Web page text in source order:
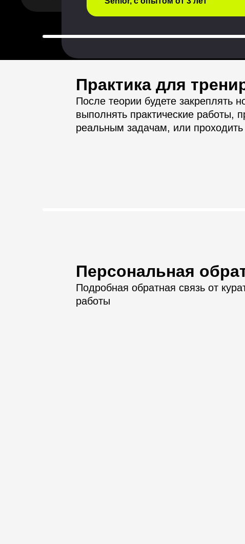
Практика для
После теории будете закреплять
выполнять практические работы,
реальным задачам, или проходить
Персональная
Подробная обратная связь от
работы